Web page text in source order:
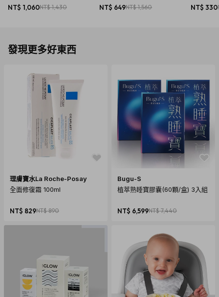
組裝說明書
NT$ 1,060NT$ 1,430
NT$ 649NT$ 1,560
NT$ 330
發現更多好東西
理膚寶水La Roche-Posay
全面修復霜 100ml
NT$ 829NT$ 890
Bugu-S
植萃熟睡寶膠囊(60顆/盒) 3入組
NT$ 6,599NT$ 7,440